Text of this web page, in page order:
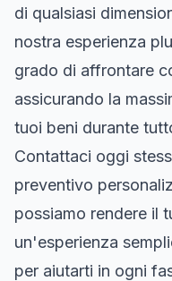
di qualsiasi
nostra esperienza
grado di affrontare
assicurando la
tuoi beni durante
Contattaci oggi
preventivo
possiamo rendere il
un'esperienza
per aiutarti in ogni